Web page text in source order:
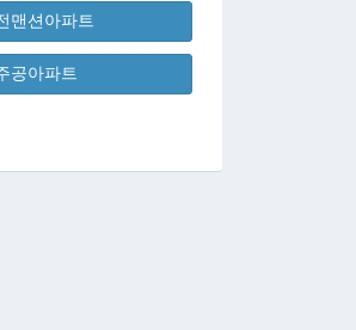
맨션아파트
공아파트